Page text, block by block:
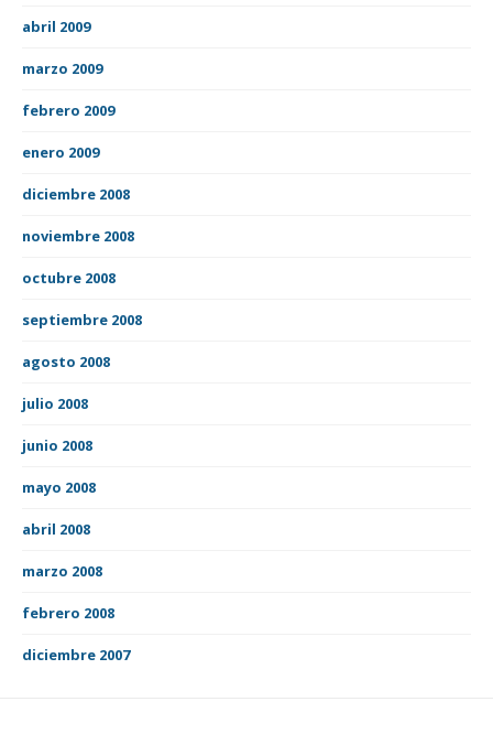
abril 2009
marzo 2009
febrero 2009
enero 2009
diciembre 2008
noviembre 2008
octubre 2008
septiembre 2008
agosto 2008
julio 2008
junio 2008
mayo 2008
abril 2008
marzo 2008
febrero 2008
diciembre 2007